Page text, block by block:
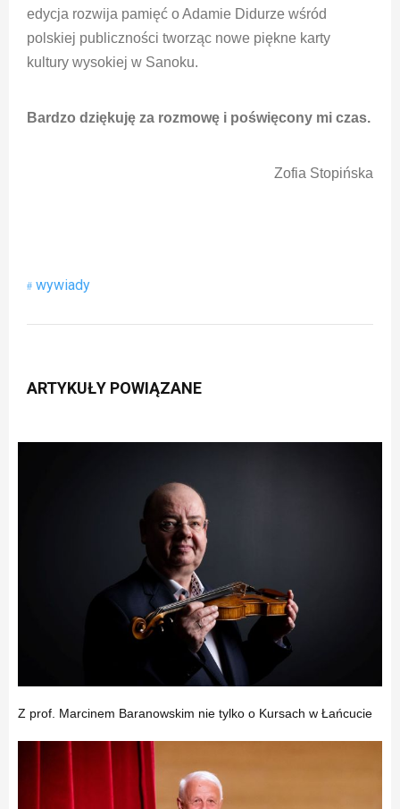
edycja rozwija pamięć o Adamie Didurze wśród
polskiej publiczności tworząc nowe piękne karty
kultury wysokiej w Sanoku.
Bardzo dziękuję za rozmowę i poświęcony mi czas.
Zofia Stopińska
wywiady
ARTYKUŁY POWIĄZANE
Z prof. Marcinem Baranowskim nie tylko o Kursach w Łańcucie